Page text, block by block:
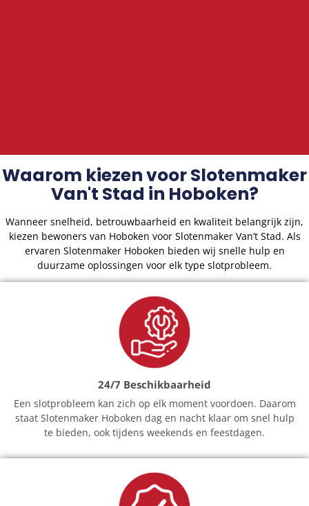
Waarom kiezen voor Slotenmaker
Van't Stad in Hoboken?
Wanneer snelheid, betrouwbaarheid en kwaliteit belangrijk zijn,
kiezen bewoners van Hoboken voor Slotenmaker Van’t Stad. Als
ervaren Slotenmaker Hoboken bieden wij snelle hulp en
duurzame oplossingen voor elk type slotprobleem.
24/7 Beschikbaarheid
Een slotprobleem kan zich op elk moment voordoen. Daarom
staat Slotenmaker Hoboken dag en nacht klaar om snel hulp
te bieden, ook tijdens weekends en feestdagen.